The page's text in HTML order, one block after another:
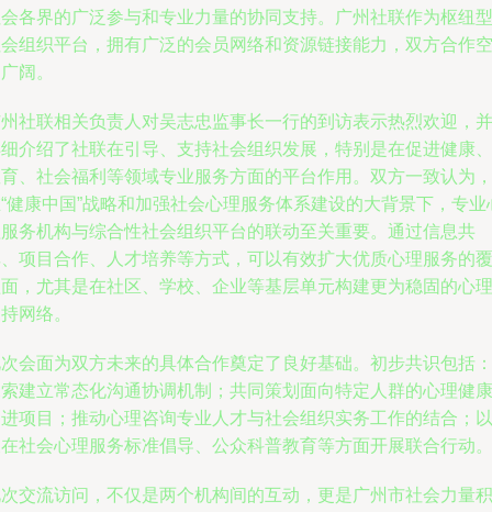
各界的广泛参与和专业力量的协同支持。广州社联作为枢纽型
组织平台，拥有广泛的会员网络和资源链接能力，双方合作空
阔。
社联相关负责人对吴志忠监事长一行的到访表示热烈欢迎，并
介绍了社联在引导、支持社会组织发展，特别是在促进健康、
、社会福利等领域专业服务方面的平台作用。双方一致认为，
健康中国”战略和加强社会心理服务体系建设的大背景下，专业
务机构与综合性社会组织平台的联动至关重要。通过信息共
项目合作、人才培养等方式，可以有效扩大优质心理服务的覆
，尤其是在社区、学校、企业等基层单元构建更为稳固的心理
网络。
会面为双方未来的具体合作奠定了良好基础。初步共识包括：
建立常态化沟通协调机制；共同策划面向特定人群的心理健康
项目；推动心理咨询专业人才与社会组织实务工作的结合；以
社会心理服务标准倡导、公众科普教育等方面开展联合行动。
交流访问，不仅是两个机构间的互动，更是广州市社会力量积